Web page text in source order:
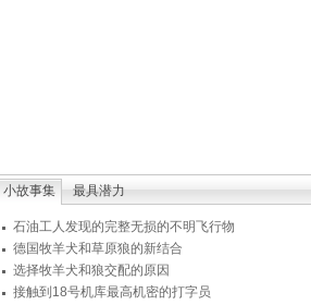
小故事集 最具潜力
石油工人发现的完整无损的不明飞行物
德国牧羊犬和草原狼的新结合
选择牧羊犬和狼交配的原因
接触到18号机库最高机密的打字员